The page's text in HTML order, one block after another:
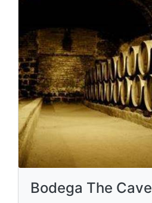
Bodega The Cave